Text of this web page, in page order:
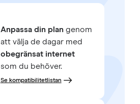
Anpassa din plangenom
att välja de dagar med
obegränsat internet
som du behöver.
Se kompatibilitetlistan